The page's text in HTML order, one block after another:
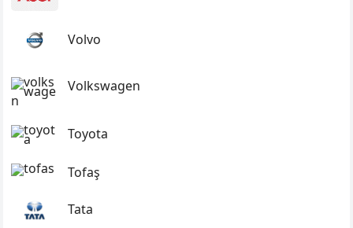
Volvo
Volkswagen
Toyota
Tofaş
Tata